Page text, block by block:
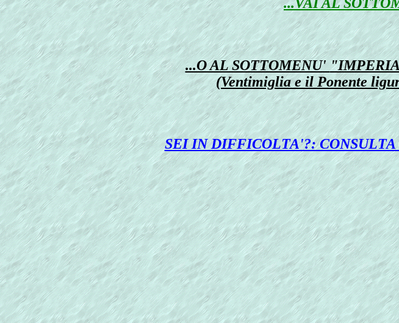
...O AL SOTTOMENU'
(Ventimiglia e il Ponente
SEI IN DIFFICOLTA'?: